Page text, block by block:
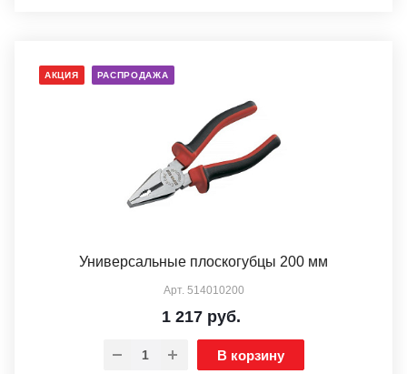
АКЦИЯ РАСПРОДАЖА
Универсальные плоскогубцы 200 мм
Арт. 514010200
1 217 руб.
В корзину